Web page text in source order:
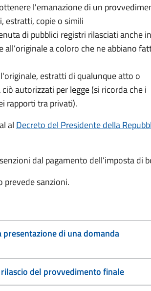
l'emanazione di un
estratti, copie o simili
di pubblici registri rilasciati anche in
a coloro che ne abbiano
estratti di qualunque atto o
autorizzati per legge (si ricorda che i
rapporti tra privati).
al Decreto del Presidente della
dal pagamento dell’imposta di
prevede sanzioni.
di una domanda
del provvedimento finale